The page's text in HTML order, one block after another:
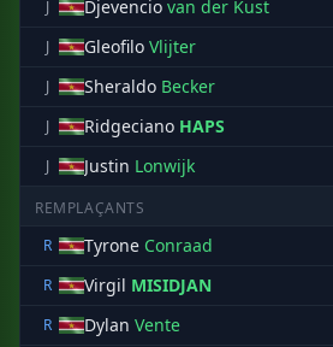
J Djevencio van der Kust
J
Gleofilo Vlijter
J
Sheraldo Becker
J
Ridgeciano HAPS
J
Justin Lonwijk
REMPLAÇANTS
R
Tyrone Conraad
R
Virgil MISIDJAN
R
Dylan Vente